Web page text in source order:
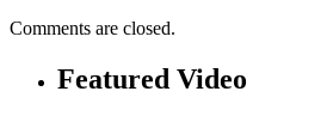
Comments are closed.
Featured Video